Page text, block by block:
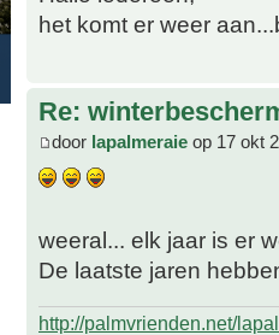
het komt er weer
Re:
door lapalmeraie op 17 okt
weeral... elk jaar is er
De laatste jaren
http://palmvrienden.net/